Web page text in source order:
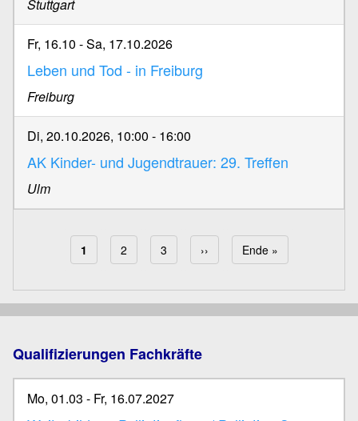
Stuttgart
Fr, 16.10 -Sa, 17.10.2026
Leben und Tod - in Freiburg
Freiburg
Di, 20.10.2026, 10:00 - 16:00
AK Kinder- und Jugendtrauer: 29. Treffen
Ulm
Seitennummerierung
Aktuelle Seite
1 Page
2 Page
3 Nächste Seite
›› Letzte Seite
Ende »
Qualifizierungen Fachkräfte
Mo, 01.03 - Fr, 16.07.2027